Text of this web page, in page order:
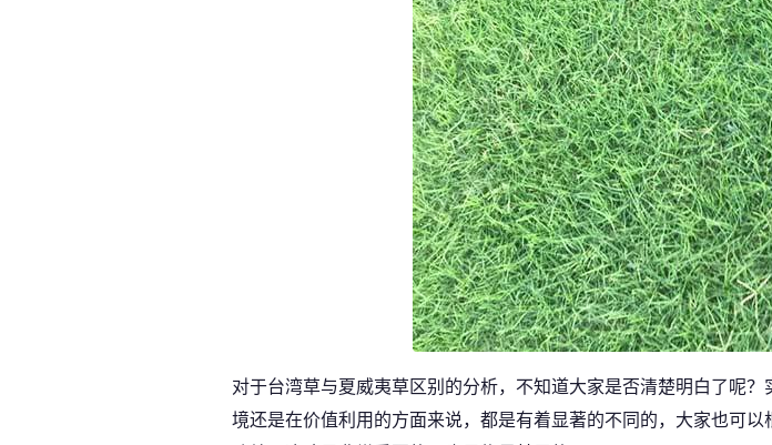
对于台湾草与夏威夷草区别的分析，不知道大家是否清楚明白了呢
境还是在价值利用的方面来说，都是有着显著的不同的，大家也可